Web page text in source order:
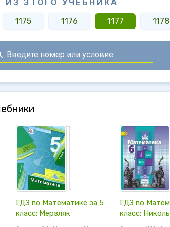
ИЗ ЭТОГО УЧЕБНИКА
1175 1176 1177 1178
ГДЗ по Математике за 5
класс: Мерзляк
ГДЗ по
класс: